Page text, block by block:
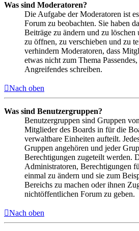
Was sind Moderatoren?
Die Aufgabe der Moderatoren ist
Forum zu beobachten. Sie haben
Beiträge zu ändern und zu löschen
zu öffnen, zu verschieben und zu
verhindern Moderatoren, dass
etwas nicht zum Thema
Angreifendes schreiben.
Nach oben
Was sind Benutzergruppen?
Benutzergruppen sind Gruppen
Mitglieder des Boards in für die
verwaltbare Einheiten aufteilt.
Gruppen angehören und jeder
Berechtigungen zugeteilt werden.
Administratoren, Berechtigungen
einmal zu ändern und sie zum
Bereichs zu machen oder ihnen
nichtöffentlichen Forum zu geben.
Nach oben